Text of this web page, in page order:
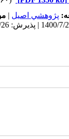
پژوهشي اصیل |